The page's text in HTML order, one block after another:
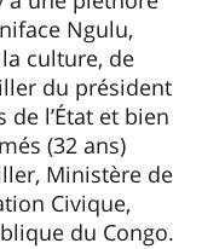
Ngulu,
culture, de
du président
l’État et bien
(32 ans)
Ministère de
Civique,
du Congo.